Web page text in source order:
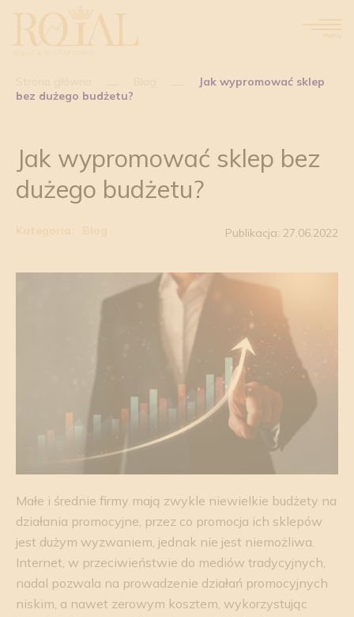
menu
Jak wypromować sklep
bez dużego budżetu?
Jak wypromować sklep bez
dużego budżetu?
Kategoria: Blog Publikacja: 27.06.2022
Małe i średnie firmy mają zwykle niewielkie budżety na
działania promocyjne, przez co promocja ich sklepów
jest dużym wyzwaniem, jednak nie jest niemożliwa.
Internet, w przeciwieństwie do mediów tradycyjnych,
nadal pozwala na prowadzenie działań promocyjnych
niskim, a nawet zerowym kosztem, wykorzystując